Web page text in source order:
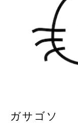
ガサゴソ